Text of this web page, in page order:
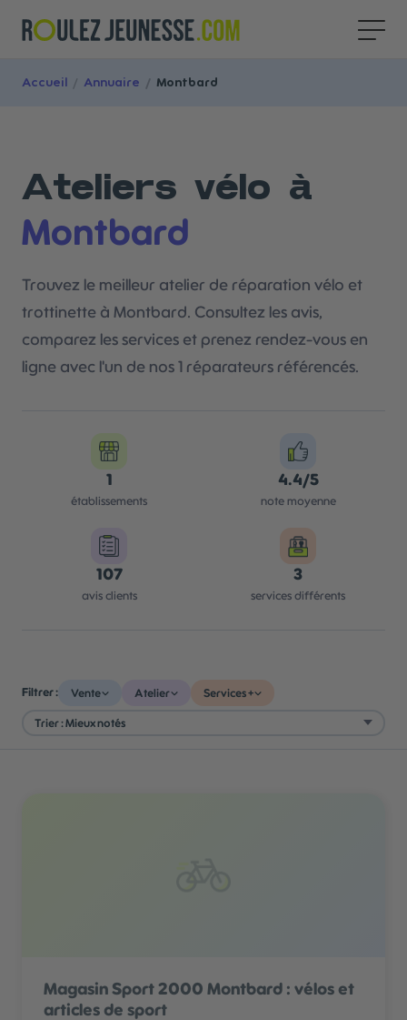
Accueil / Annuaire / Montbard
Ateliers vélo à
Montbard
Trouvez le meilleur atelier de réparation vélo et
trottinette à Montbard. Consultez les avis,
comparez les services et prenez rendez-vous en
ligne avec l'un de nos 1 réparateurs référencés.
1
établissements
4.4/5
note moyenne
107
avis clients
3
services différents
Filtrer : Vente Atelier Services +
Magasin Sport 2000 Montbard : vélos et
articles de sport